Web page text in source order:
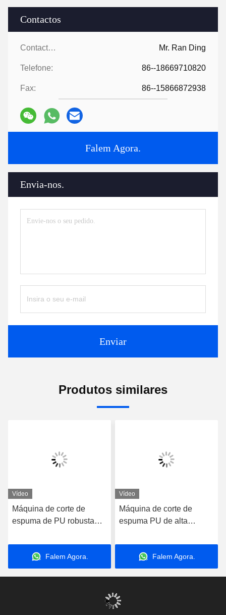
Contactos
Contactos: Mr. Ran Ding
Telefone: 86--18669710820
Fax: 86--15866872938
Falem Agora.
Envia-nos.
Enviar
Produtos similares
Vídeo
Máquina de corte de
espuma de PU robusta
trilhos com rolo de
pressão automática e
enrolamento largura de
Falem Agora.
Vídeo
Máquina de corte de
espuma PU de alta
automático de ferramenta
e alta precisão de corte
Falem Agora.